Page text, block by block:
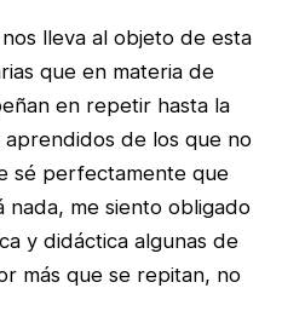
lleva al objeto de esta
que en materia de
en repetir hasta la
de los que no
sé perfectamente que
nada, me siento obligado
y didáctica algunas de
más que se repitan, no